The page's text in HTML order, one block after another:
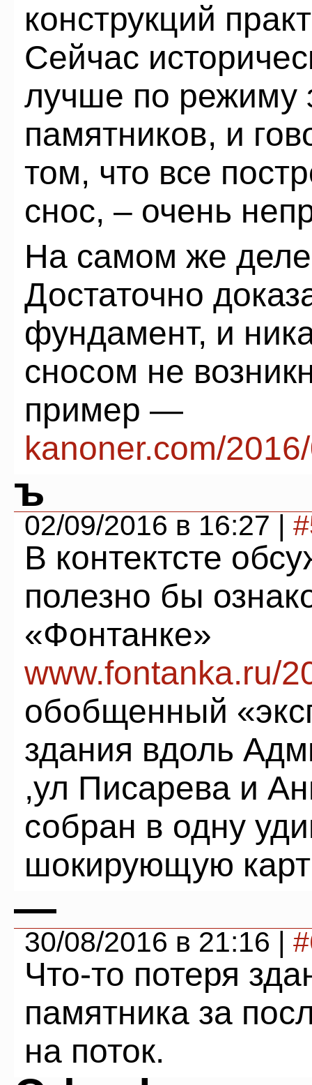
конструкций
Сейчас
лучше по режиму
памятников, и
том, что все
снос, – очень
На самом же деле
Достаточно
фундамент, и
сносом не
пример —
kanoner.com/
ъ
02/09/2016 в 16:27 |
В контектсте
полезно бы
«Фонтанке»
www.fontanka.ru/
обобщенный
здания вдоль
,ул Писарева и
собран в одну
шокирующую
—
30/08/2016 в 21:16 |
Что-то потеря
памятника за
на поток.